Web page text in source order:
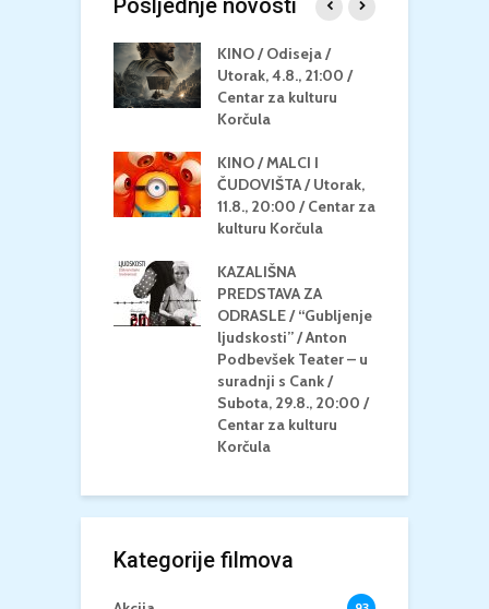
Posljednje novosti
KINO / Odiseja /
Utorak, 4.8., 21:00 /
Centar za kulturu
Korčula
KINO / MALCI I
ČUDOVIŠTA / Utorak,
11.8., 20:00 / Centar za
kulturu Korčula
KAZALIŠNA
PREDSTAVA ZA
ODRASLE / “Gubljenje
ljudskosti” / Anton
Podbevšek Teater – u
suradnji s Cank /
Subota, 29.8., 20:00 /
Centar za kulturu
Korčula
Kategorije filmova